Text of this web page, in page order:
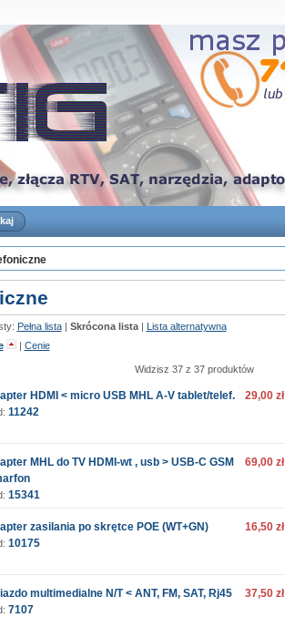
Pełna lista| Skrócona lista| Lista alternatywna
| Cenie
Widzisz 37 z 37 produktów
HDMI < micro USB MHL A-V tablet/telef.
11242
29,00 zł
MHL do TV HDMI-wt , usb > USB-C GSM
15341
69,00 zł
zasilania po skrętce POE (WT+GN)
10175
16,50 zł
multimedialne N/T < ANT, FM, SAT, Rj45
7107
37,50 zł